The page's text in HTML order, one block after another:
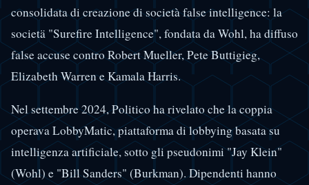
consolidata di creazione di società false intelligence: la
societä "Surefire Intelligence", fondata da Wohl, ha diffuso
false accuse contro Robert Mueller, Pete Buttigieg,
Elizabeth Warren e Kamala Harris.
Nel settembre 2024, Politico ha rivelato che la coppia
operava LobbyMatic, piattaforma di lobbying basata su
intelligenza artificiale, sotto gli pseudonimi "Jay Klein"
(Wohl) e "Bill Sanders" (Burkman). Dipendenti hanno